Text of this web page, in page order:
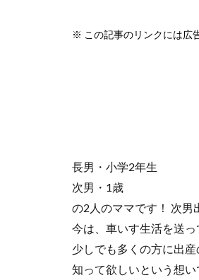
※ この記事のリンクには広
長男・小学2年生
次男・1歳
の2人のママです！ 次男
今は、車いす生活を送っ
少しでも多くの方に出産
知って欲しいという想い